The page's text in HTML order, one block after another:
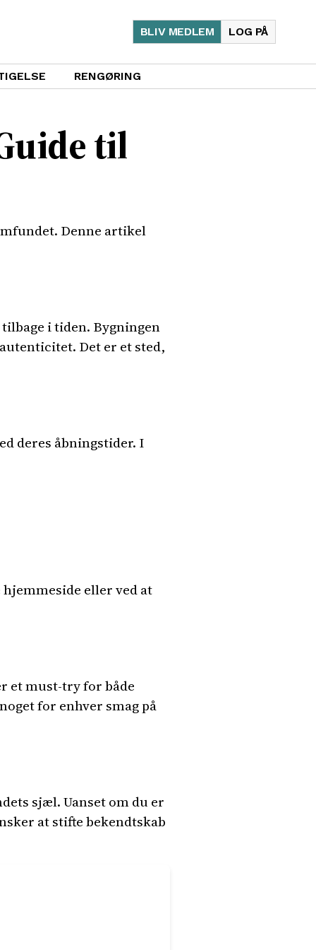
LOG PÅ
BLIV MEDLEM
RENGØRING
til
Denne artikel
i tiden. Bygningen
Det er et sted,
deres åbningstider. I
eller ved at
et must-try for både
for enhver smag på
sjæl. Uanset om du er
at stifte bekendtskab